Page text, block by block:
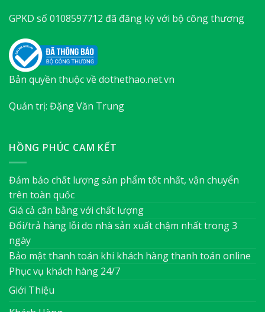
GPKD số 0108597712 đã đăng ký với bộ công thương
Bản quyền thuộc về dothethao.net.vn
Quản trị: Đặng Văn Trung
HỒNG PHÚC CAM KẾT
Đảm bảo chất lượng sản phẩm tốt nhất, vận chuyển
trên toàn quốc
Giá cả cân bằng với chất lượng
Đổi/trả hàng lỗi do nhà sản xuất chậm nhất trong 3
ngày
Bảo mật thanh toán khi khách hàng thanh toán online
Phục vụ khách hàng 24/7
Giới Thiệu